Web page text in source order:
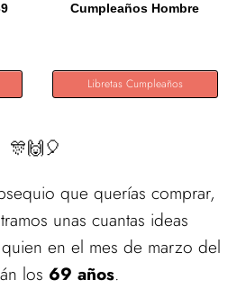
Cumpleaños Hombre
Libretas Cumpleaños
🎊🙌🎈
que querías comprar,
unas cuantas ideas
en el mes de marzo del
los 69 años.